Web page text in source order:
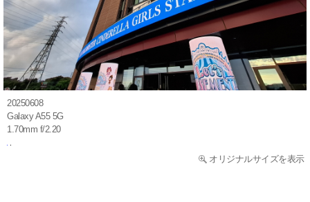
20250608
Galaxy A55 5G
1.70mm f/2.20
オリジナルサイズを表示